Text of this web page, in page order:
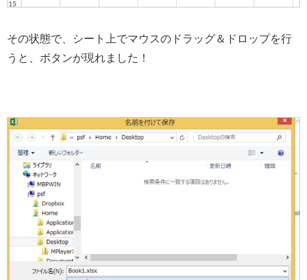
その状態で、シート上でマウスのドラッグ＆ドロップを行
うと、ボタンが現れました！